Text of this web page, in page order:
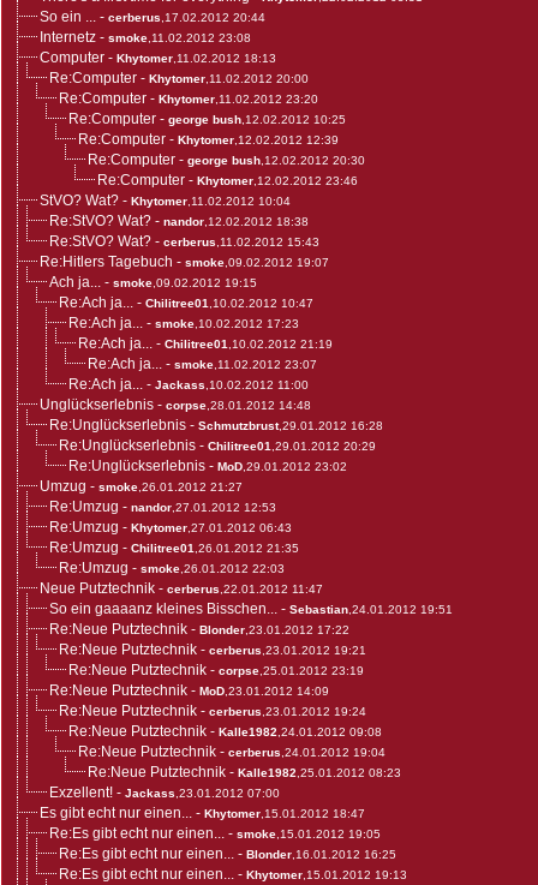
So ein ... - cerberus ,17.02.2012 20:44
Internetz - smoke ,11.02.2012 23:08
Computer - Khytomer ,11.02.2012 18:13
Re:Computer - Khytomer ,11.02.2012 20:00
Re:Computer - Khytomer ,11.02.2012 23:20
Re:Computer - george bush ,12.02.2012 10:25
Re:Computer - Khytomer ,12.02.2012 12:39
Re:Computer - george bush ,12.02.2012 20:30
Re:Computer - Khytomer ,12.02.2012 23:46
StVO? Wat? - Khytomer ,11.02.2012 10:04
Re:StVO? Wat? - nandor ,12.02.2012 18:38
Re:StVO? Wat? - cerberus ,11.02.2012 15:43
Re:Hitlers Tagebuch - smoke ,09.02.2012 19:07
Ach ja... - smoke ,09.02.2012 19:15
Re:Ach ja... - Chilitree01 ,10.02.2012 10:47
Re:Ach ja... - smoke ,10.02.2012 17:23
Re:Ach ja... - Chilitree01 ,10.02.2012 21:19
Re:Ach ja... - smoke ,11.02.2012 23:07
Re:Ach ja... - Jackass ,10.02.2012 11:00
Unglückserlebnis - corpse ,28.01.2012 14:48
Re:Unglückserlebnis - Schmutzbrust,29.01.2012 16:28
Re:Unglückserlebnis - Chilitree01 ,29.01.2012 20:29
Re:Unglückserlebnis - MoD ,29.01.2012 23:02
Umzug - smoke ,26.01.2012 21:27
Re:Umzug - nandor ,27.01.2012 12:53
Re:Umzug - Khytomer ,27.01.2012 06:43
Re:Umzug - Chilitree01 ,26.01.2012 21:35
Re:Umzug - smoke ,26.01.2012 22:03
Neue Putztechnik - cerberus ,22.01.2012 11:47
So ein gaaaanz kleines Bisschen... - Sebastian ,24.01.2012 19:51
Re:Neue Putztechnik - Blonder ,23.01.2012 17:22
Re:Neue Putztechnik - cerberus ,23.01.2012 19:21
Re:Neue Putztechnik - corpse ,25.01.2012 23:19
Re:Neue Putztechnik - MoD ,23.01.2012 14:09
Re:Neue Putztechnik - cerberus ,23.01.2012 19:24
Re:Neue Putztechnik - Kalle1982 ,24.01.2012 09:08
Re:Neue Putztechnik - cerberus ,24.01.2012 19:04
Re:Neue Putztechnik - Kalle1982 ,25.01.2012 08:23
Exzellent! - Jackass ,23.01.2012 07:00
Es gibt echt nur einen... - Khytomer ,15.01.2012 18:47
Re:Es gibt echt nur einen... - smoke ,15.01.2012 19:05
Re:Es gibt echt nur einen... - Blonder ,16.01.2012 16:25
Re:Es gibt echt nur einen... - Khytomer ,15.01.2012 19:13